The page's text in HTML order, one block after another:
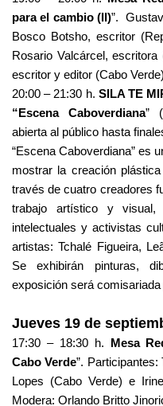
para el cambio (II)”.
Bosco Botsho, escritor
Rosario Valcárcel,
escritor y editor (Cabo
20:00 – 21:30 h. SILA TE
“Escena Caboverdiana”
abierta al público hasta
“Escena Caboverdiana” es
mostrar la creación
través de cuatro creadores
trabajo artístico y
intelectuales y activistas
artistas: Tchalé Figueira,
Se exhibirán pinturas,
exposición será
Jueves 19 de
17:30 – 18:30 h.
Mesa
Cabo Verde”. Participantes:
Lopes (Cabo Verde) e
Modera: Orlando Britto